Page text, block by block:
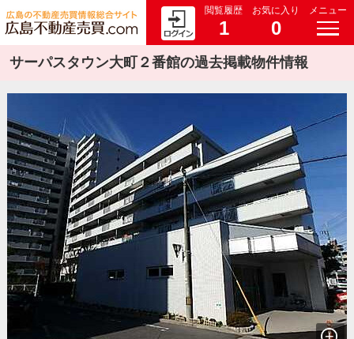
閲覧履歴
1
お気に入り
0
メニュー
サーパスタウン大町２番館の過去掲載物件情報